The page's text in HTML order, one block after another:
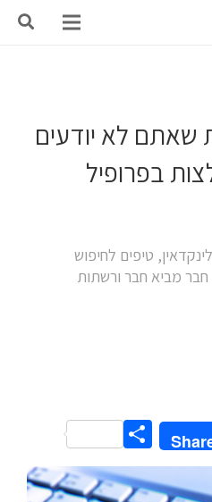
3 סודות שאתם לא יודעים
בפרופיל
, טיפים לחיפוש
חבר מביא חבר ורשתות
Share